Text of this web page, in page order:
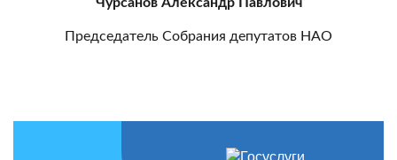
Председатель Собрания депутатов НАО